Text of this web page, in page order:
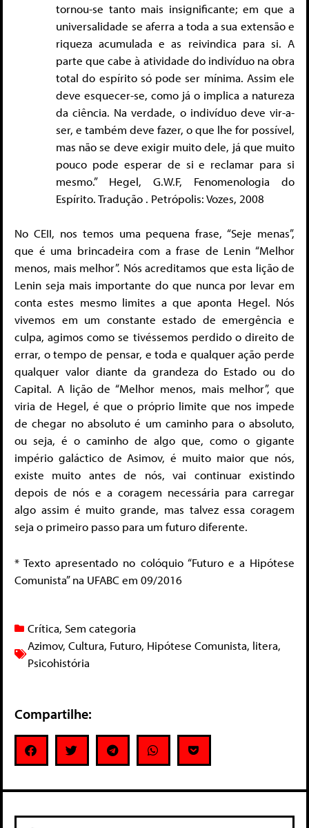
tornou-se tanto mais insignificante; em que a
universalidade se aferra a toda a sua extensão e
riqueza acumulada e as reivindica para si. A
parte que cabe à atividade do indivíduo na obra
total do espírito só pode ser mínima. Assim ele
deve esquecer-se, como já o implica a natureza
da ciência. Na verdade, o indivíduo deve vir-a-
ser, e também deve fazer, o que lhe for possível,
mas não se deve exigir muito dele, já que muito
pouco pode esperar de si e reclamar para si
mesmo.” Hegel, G.W.F, Fenomenologia do
Espírito. Tradução . Petrópolis: Vozes, 2008
No CEII, nos temos uma pequena frase, “Seje menas”,
que é uma brincadeira com a frase de Lenin “Melhor
menos, mais melhor”. Nós acreditamos que esta lição de
Lenin seja mais importante do que nunca por levar em
conta estes mesmo limites a que aponta Hegel. Nós
vivemos em um constante estado de emergência e
culpa, agimos como se tivéssemos perdido o direito de
errar, o tempo de pensar, e toda e qualquer ação perde
qualquer valor diante da grandeza do Estado ou do
Capital. A lição de “Melhor menos, mais melhor”, que
viria de Hegel, é que o próprio limite que nos impede
de chegar no absoluto é um caminho para o absoluto,
ou seja, é o caminho de algo que, como o gigante
império galáctico de Asimov, é muito maior que nós,
existe muito antes de nós, vai continuar existindo
depois de nós e a coragem necessária para carregar
algo assim é muito grande, mas talvez essa coragem
seja o primeiro passo para um futuro diferente.
* Texto apresentado no colóquio “Futuro e a Hipótese
Comunista” na UFABC em 09/2016
Crítica, Sem categoria
Azimov, Cultura, Futuro, Hipótese Comunista, litera,
Psicohistória
Compartilhe: